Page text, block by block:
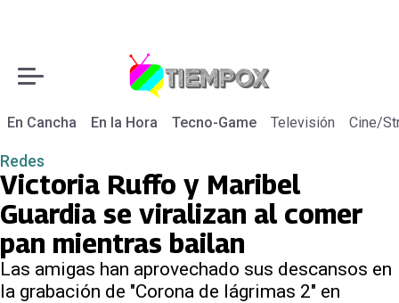
En Cancha En la Hora Tecno-Game Televisión Cine/
Redes
Victoria Ruffo y Maribel
Guardia se viralizan al comer
pan mientras bailan
Las amigas han aprovechado sus descansos en
la grabación de "Corona de lágrimas 2" en